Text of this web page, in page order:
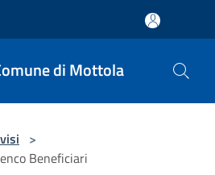
di Mottola
>
Beneficiari